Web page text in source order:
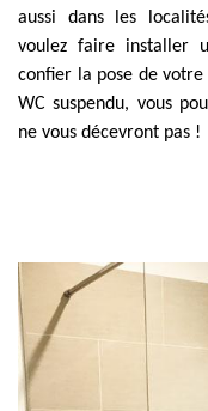
aussi dans les
voulez faire installer
confier la pose de
WC suspendu, vous
ne vous décevront pas !